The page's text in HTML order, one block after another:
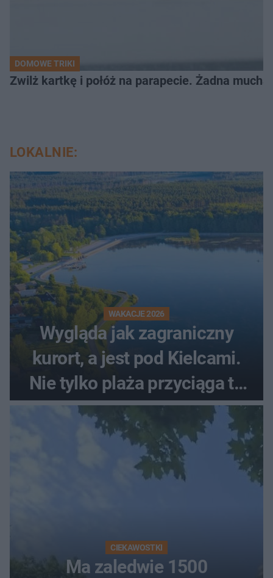
DOMOWE TRIKI
Zwilż kartkę i połóż na parapecie. Żadna
LOKALNIE:
WAKACJE 2026
Wygląda jak zagraniczny
kurort, a jest pod Kielcami.
Nie tylko plaża przyciąga tu
ludzi
CIEKAWOSTKI
Ma zaledwie 1500